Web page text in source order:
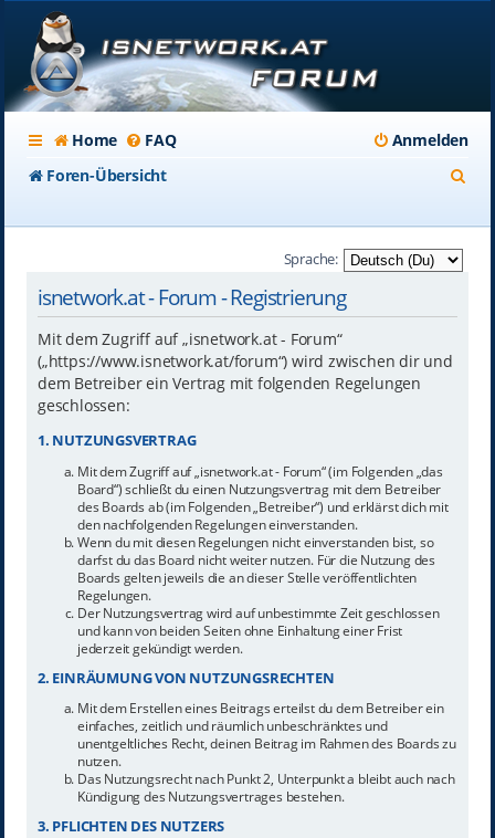
Home FAQ
Anmelden
Foren-Übersicht
Sprache:
isnetwork.at - Forum - Registrierung
Mit dem Zugriff auf „isnetwork.at - Forum“
(„https://www.isnetwork.at/forum“) wird zwischen dir und
dem Betreiber ein Vertrag mit folgenden Regelungen
geschlossen:
1. NUTZUNGSVERTRAG
Mit dem Zugriff auf „isnetwork.at - Forum“ (im Folgenden „das
Board“) schließt du einen Nutzungsvertrag mit dem Betreiber
des Boards ab (im Folgenden „Betreiber“) und erklärst dich mit
den nachfolgenden Regelungen einverstanden.
Wenn du mit diesen Regelungen nicht einverstanden bist, so
darfst du das Board nicht weiter nutzen. Für die Nutzung des
Boards gelten jeweils die an dieser Stelle veröffentlichten
Regelungen.
Der Nutzungsvertrag wird auf unbestimmte Zeit geschlossen
und kann von beiden Seiten ohne Einhaltung einer Frist
jederzeit gekündigt werden.
2. EINRÄUMUNG VON NUTZUNGSRECHTEN
Mit dem Erstellen eines Beitrags erteilst du dem Betreiber ein
einfaches, zeitlich und räumlich unbeschränktes und
unentgeltliches Recht, deinen Beitrag im Rahmen des Boards zu
nutzen.
Das Nutzungsrecht nach Punkt 2, Unterpunkt a bleibt auch nach
Kündigung des Nutzungsvertrages bestehen.
3. PFLICHTEN DES NUTZERS